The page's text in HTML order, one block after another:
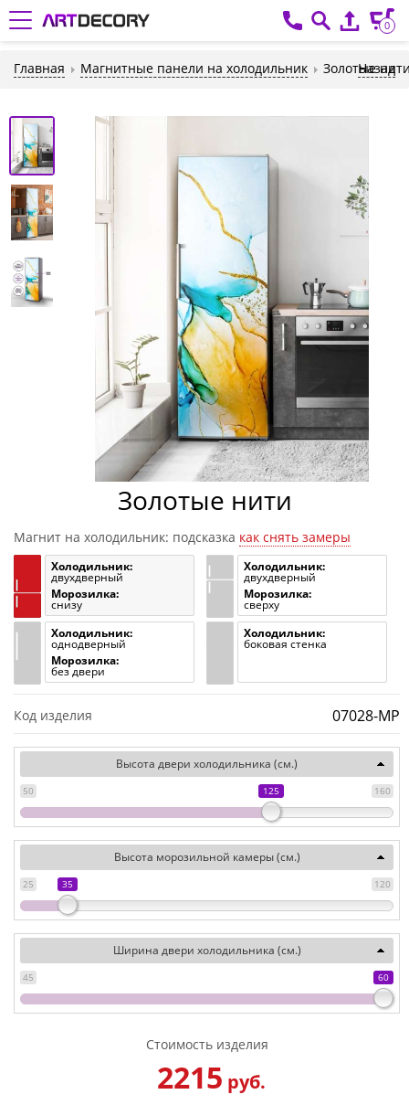
0
Главная Магнитные панели на холодильник Золотые
Золотые нити
Магнит на холодильник: подсказка как снять замеры
Холодильник:
двухдверный
Морозилка:
снизу
Холодильник:
двухдверный
Морозилка:
сверху
Холодильник:
однодверный
Морозилка:
без двери
Холодильник:
боковая стенка
Код изделия 07028-MP
Высота двери холодильника (см.)
50 160
125
Высота морозильной камеры (см.)
25 120
35
Ширина двери холодильника (см.)
45 60
Стоимость изделия
2215 руб.